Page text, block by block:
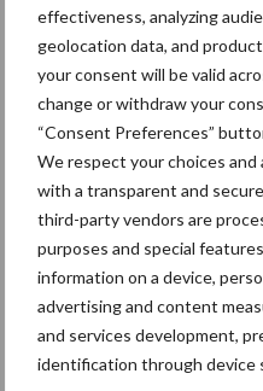
effectiveness, analyzing
geolocation data, and
your consent will be valid
change or withdraw your
“Consent Preferences”
We respect your choices
with a transparent and
third-party vendors are
purposes and special
information on a device,
advertising and content
and services development,
identification through device
Themapagina's
Machines